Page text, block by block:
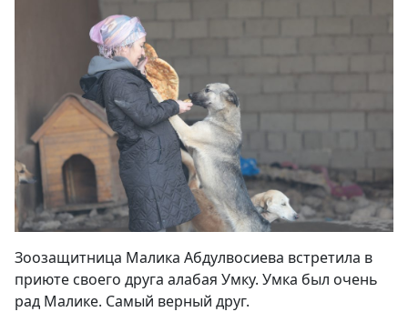
Зоозащитница Малика Абдулвосиева встретила в
приюте своего друга алабая Умку. Умка был очень
рад Малике. Самый верный друг.